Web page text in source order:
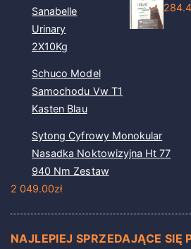
Sanabelle
Urinary
2X10Kg
Schuco Model
Samochodu Vw T1
Kasten Blau
Sytong Cyfrowy Monokular
Nasadka Noktowizyjna Ht 77
940 Nm Zestaw
2 049.00zł
NAJLEPIEJ SPRZEDAJĄCE SIĘ